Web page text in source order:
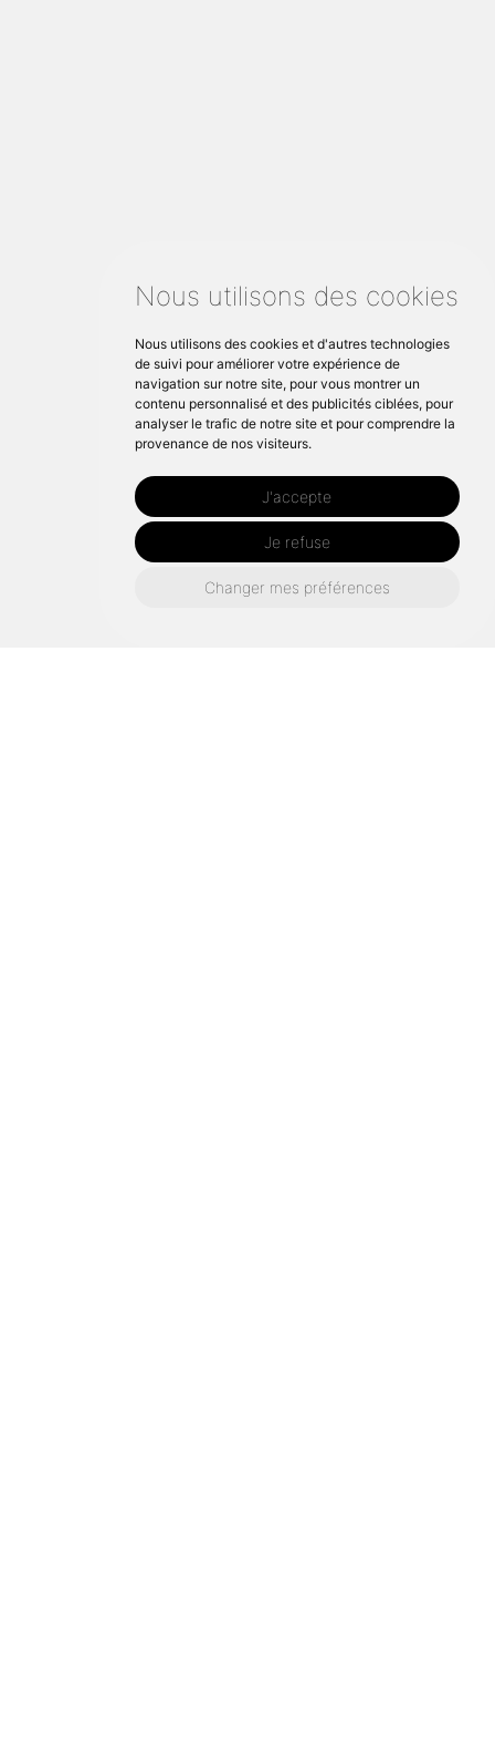
Nous utilisons des cookies
Nous utilisons des cookies et d'autres technologies
de suivi pour améliorer votre expérience de
navigation sur notre site, pour vous montrer un
contenu personnalisé et des publicités ciblées, pour
analyser le trafic de notre site et pour comprendre la
provenance de nos visiteurs.
J'accepte
Je refuse
Changer mes préférences